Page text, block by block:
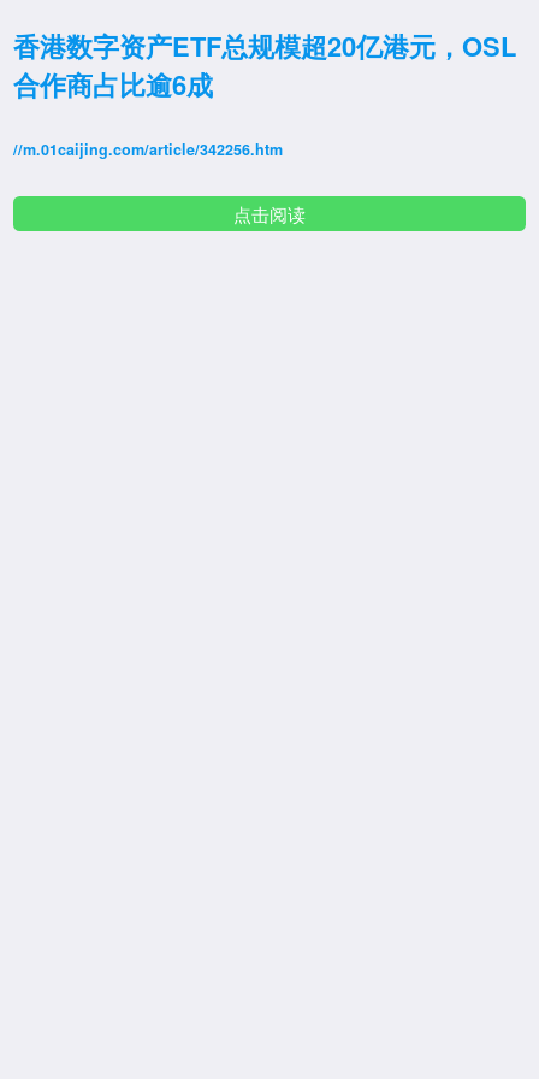
香港数字资产ETF总规模超20亿港元，OSL
合作商占比逾6成
//m.01caijing.com/article/342256.htm
点击阅读